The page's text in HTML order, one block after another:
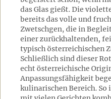
das Glas gießt. Die
bereits das volle und
Zwetschgen, die in
einer zurückhaltenden,
typisch österreichischen
Schließlich sind dieser
echt österreichische
Anpassungsfähigkeit
kulinarischen Bereich. So